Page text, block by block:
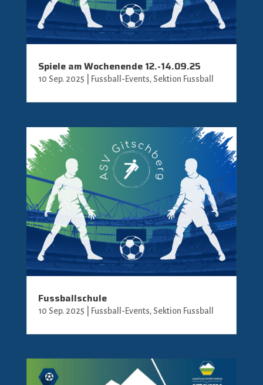
Spiele am Wochenende 12.-14.09.25
10 Sep. 2025 Fussball-Events, Sektion Fussball
Fussballschule
10 Sep. 2025 Fussball-Events, Sektion Fussball